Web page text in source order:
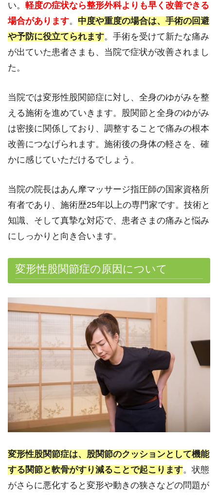
い。 軽度の症状なら整形外科よりも早く改善できる
場合があります。 中度や重度の場合は、手術の回避
や予防に役立てられます。手術を受けて新たな痛み
が出ていた患者さまも、当院で症状が改善されまし
た。
当院では変形性股関節症に対し、全身のゆがみを整
える施術を進めていきます。股関節と全身のゆがみ
は密接に関係しており、調整することで痛みの根本
改善につなげられます。施術後の身体の軽さを、確
かに感じていただけるでしょう。
当院の院長はあん摩マッサージ指圧師の国家資格所
有者であり、施術歴25年以上の専門家です。技術と
知識、そして真摯な対応で、患者さまの痛みと悩み
にしっかりと向き合います。
変形性股関節症の原因について
変形性股関節症は、股関節のクッションとして機能
する関節と軟骨がすり減ることで起こります。状態
がさらに悪化すると変形や動きの狭さなどの問題が